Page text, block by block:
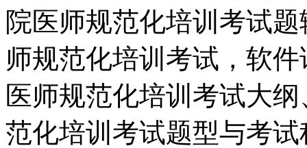
院医师规范化培训考试
师规范化培训考试，软
医师规范化培训考试大
范化培训考试题型与考